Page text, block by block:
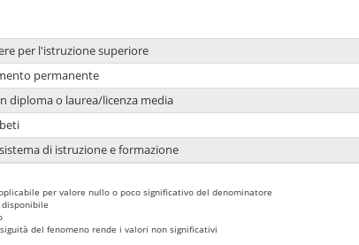
per l'istruzione superiore
permanente
diploma o laurea/licenza media
di istruzione e formazione
per valore nullo o poco significativo del denominatore
del fenomeno rende i valori non significativi